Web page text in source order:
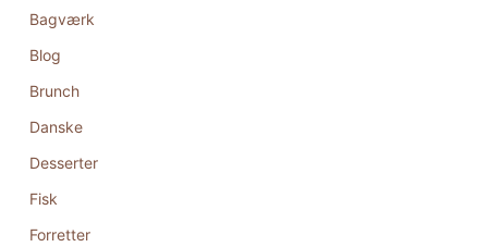
Bagværk
Blog
Brunch
Danske
Desserter
Fisk
Forretter